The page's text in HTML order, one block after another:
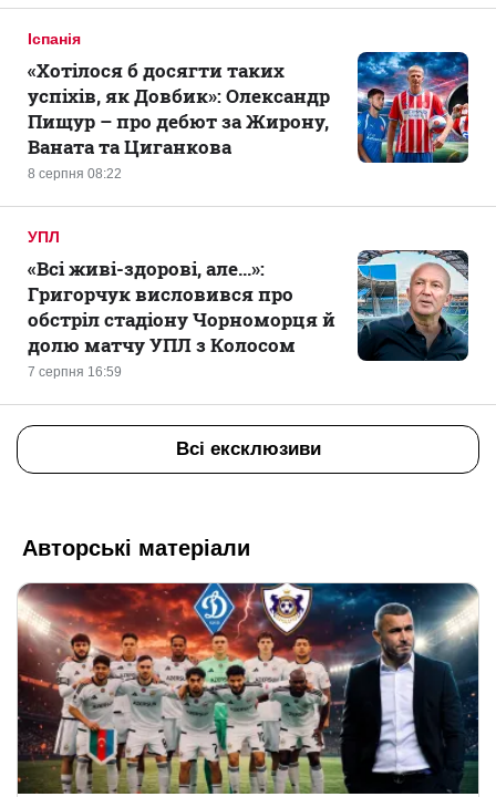
Іспанія
8 серпня 08:22
«Хотілося б досягти таких
успіхів, як Довбик»: Олександр
Пищур – про дебют за Жирону,
Ваната та Циганкова
УПЛ
7 серпня 16:59
«Всі живі-здорові, але...»:
Григорчук висловився про
обстріл стадіону Чорноморця й
долю матчу УПЛ з Колосом
Всі ексклюзиви
Авторські матеріали